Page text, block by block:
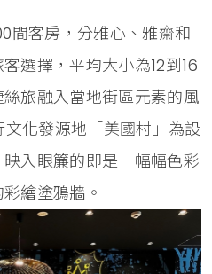
間客房，分雅心、雅齋和
選擇，平均大小為12到16
旅融入當地街區元素的風
化發源地「美國村」為設
入眼簾的即是一幅幅色彩
繪塗鴉牆。